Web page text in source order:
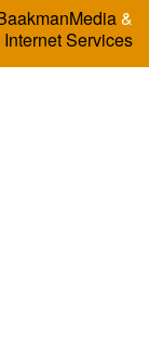
&
Services